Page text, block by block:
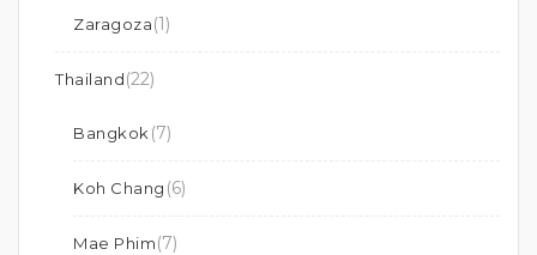
Zaragoza(1)
Thailand(22)
Bangkok (7)
Koh Chang (6)
Mae Phim(7)